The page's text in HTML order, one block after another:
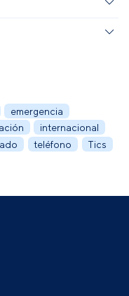
emergencia
internacional
teléfono Tics